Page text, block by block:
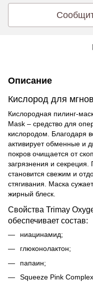
Описание
Кислород для
Кислородная пилинг-
Mask – средство для
кислородом. Благодаря
активирует обменные и
покров очищается от
загрязнения и
становится свежим и
стягивания. Маска
жирный блеск.
Свойства Trimay
обеспечивает состав:
ниацинамид;
глюконолактон;
папаин;
Squeeze Pink Complex.